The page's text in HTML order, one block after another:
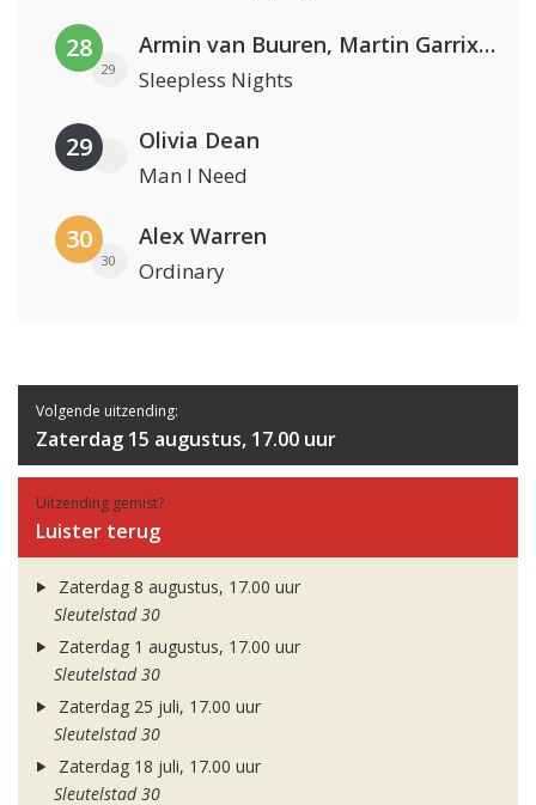
28
29
Armin van Buuren, Martin Garrix & Libby Whitehouse
Sleepless Nights
29 Olivia Dean
Man I Need
30
30
Alex Warren
Ordinary
Volgende uitzending:
Zaterdag 15 augustus, 17.00 uur
Uitzending gemist?
Luister terug
Zaterdag 8 augustus, 17.00 uur
Sleutelstad 30
Zaterdag 1 augustus, 17.00 uur
Sleutelstad 30
Zaterdag 25 juli, 17.00 uur
Sleutelstad 30
Zaterdag 18 juli, 17.00 uur
Sleutelstad 30